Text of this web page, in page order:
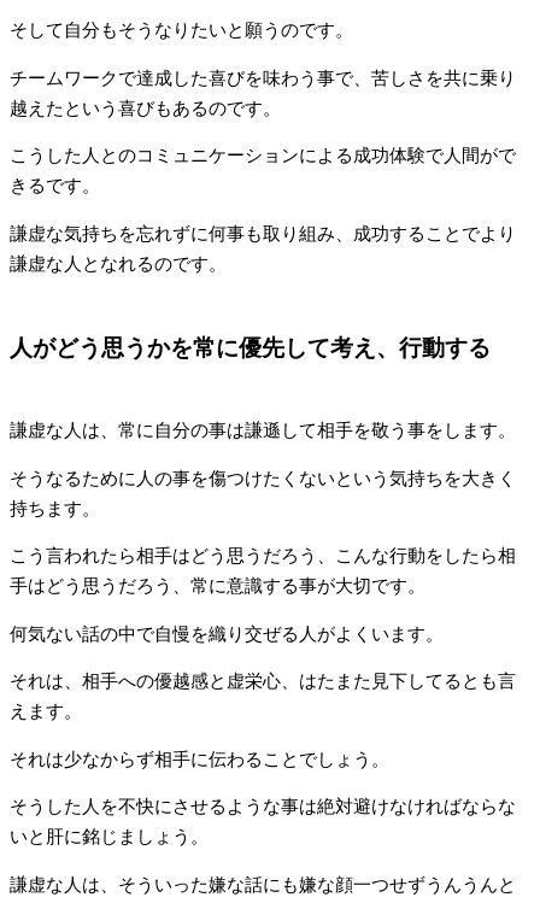
そして自分もそうなりたいと願うのです。
チームワークで達成した喜びを味わう事で、苦しさを共に乗り
越えたという喜びもあるのです。
こうした人とのコミュニケーションによる成功体験で人間がで
きるです。
謙虚な気持ちを忘れずに何事も取り組み、成功することでより
謙虚な人となれるのです。
人がどう思うかを常に優先して考え、行動する
謙虚な人は、常に自分の事は謙遜して相手を敬う事をします。
そうなるために人の事を傷つけたくないという気持ちを大きく
持ちます。
こう言われたら相手はどう思うだろう、こんな行動をしたら相
手はどう思うだろう、常に意識する事が大切です。
何気ない話の中で自慢を織り交ぜる人がよくいます。
それは、相手への優越感と虚栄心、はたまた見下してるとも言
えます。
それは少なからず相手に伝わることでしょう。
そうした人を不快にさせるような事は絶対避けなければならな
いと肝に銘じましょう。
謙虚な人は、そういった嫌な話にも嫌な顔一つせずうんうんと